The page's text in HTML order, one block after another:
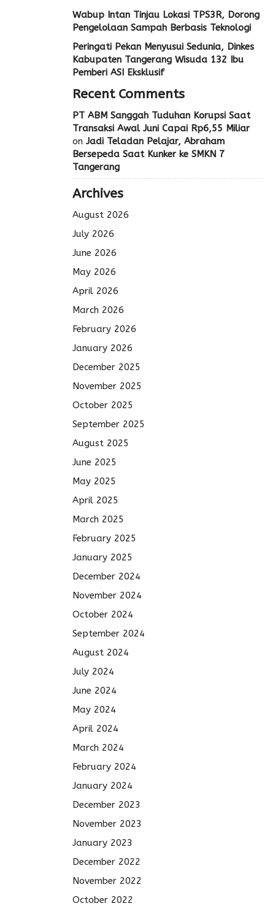
Wabup Intan Tinjau Lokasi TPS3R, Dorong
Pengelolaan Sampah Berbasis Teknologi
Peringati Pekan Menyusui Sedunia, Dinkes
Kabupaten Tangerang Wisuda 132 Ibu
Pemberi ASI Eksklusif
Recent Comments
PT ABM Sanggah Tuduhan Korupsi Saat
Transaksi Awal Juni Capai Rp6,55 Miliar
on Jadi Teladan Pelajar, Abraham
Bersepeda Saat Kunker ke SMKN 7
Tangerang
Archives
August 2026
July 2026
June 2026
May 2026
April 2026
March 2026
February 2026
January 2026
December 2025
November 2025
October 2025
September 2025
August 2025
June 2025
May 2025
April 2025
March 2025
February 2025
January 2025
December 2024
November 2024
October 2024
September 2024
August 2024
July 2024
June 2024
May 2024
April 2024
March 2024
February 2024
January 2024
December 2023
November 2023
January 2023
December 2022
November 2022
October 2022